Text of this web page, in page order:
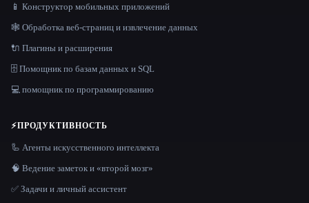
📱 Конструктор мобильных приложений
🕸️ Обработка веб-страниц и извлечение данных
🔌 Плагины и расширения
🗄️ Помощник по базам данных и SQL
💻 помощник по программированию
⚡ПРОДУКТИВНОСТЬ
🦾 Агенты искусственного интеллекта
🧠 Ведение заметок и «второй мозг»
✅ Задачи и личный ассистент